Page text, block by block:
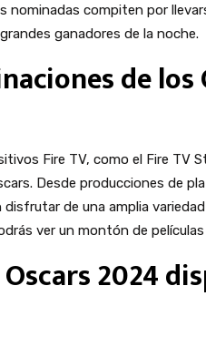
nominadas compiten por
ganadores de la noche.
de
Fire TV, como el Fire TV
Desde producciones de
disfrutar de una amplia
ver un montón de
2024